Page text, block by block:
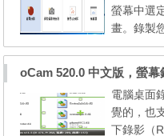
體開啟、
螢幕中選
畫。錄製
畫，然後
面活動並
影完成後
面，如果
oCam 520.0 中文版，螢
電腦桌面
覺的，也
下錄影（